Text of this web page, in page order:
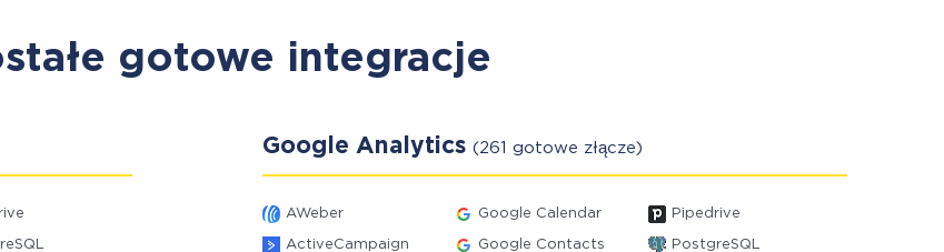
gotowe integracje
Google Analytics (261 gotowe złącze)
AWeber Google Calendar Pipedrive
ActiveCampaign Google Contacts PostgreSQL